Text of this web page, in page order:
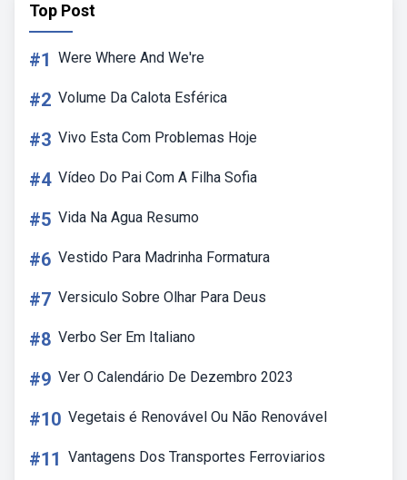
Top Post
#1 Were Where And We're
#2 Volume Da Calota Esférica
#3 Vivo Esta Com Problemas Hoje
#4 Vídeo Do Pai Com A Filha Sofia
#5 Vida Na Agua Resumo
#6 Vestido Para Madrinha Formatura
#7 Versiculo Sobre Olhar Para Deus
#8 Verbo Ser Em Italiano
#9 Ver O Calendário De Dezembro 2023
#10 Vegetais é Renovável Ou Não Renovável
#11 Vantagens Dos Transportes Ferroviarios